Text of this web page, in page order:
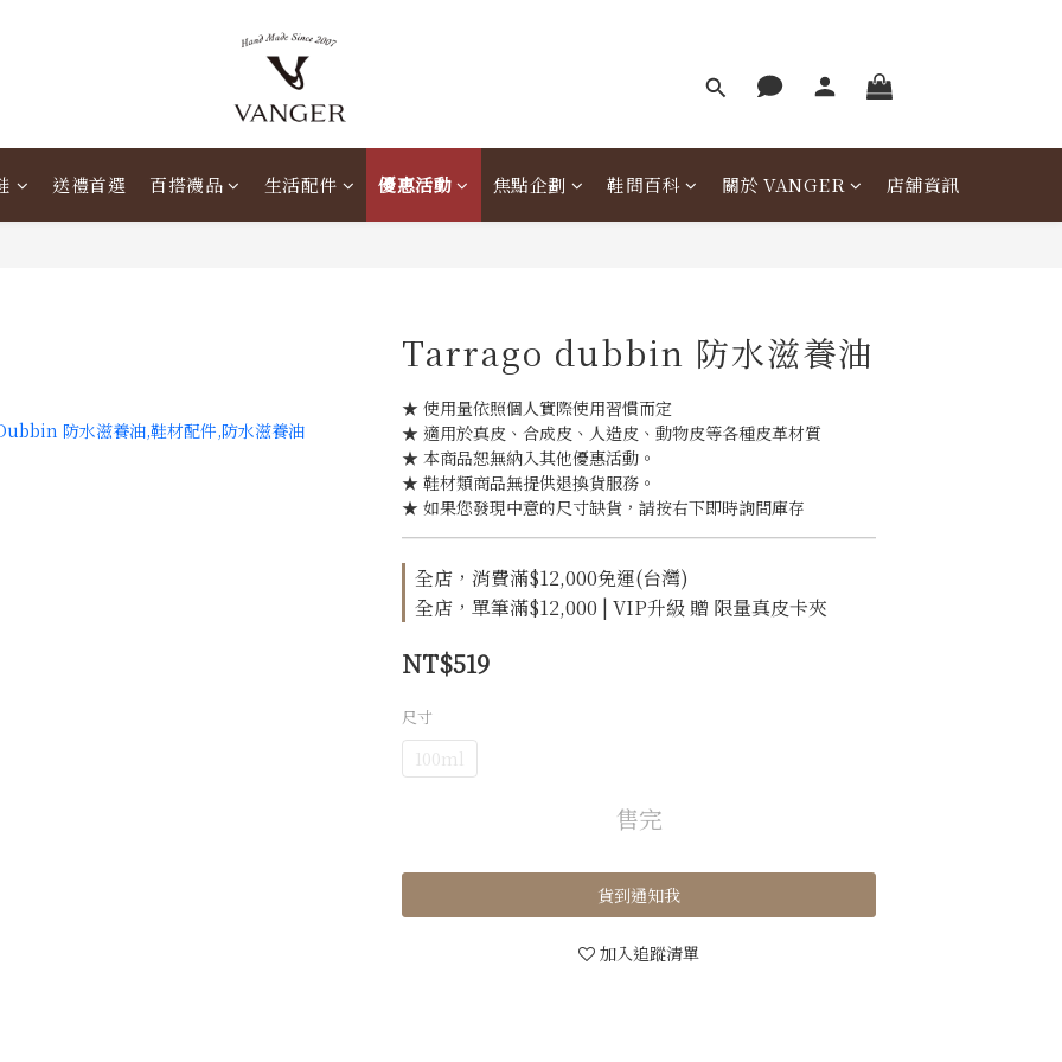
送禮首選 百搭襪品 生活配件 優惠活動 焦點企劃 鞋問百科 關於 VANGER 店舖資訊
Tarrago dubbin 防水滋養油
★ 使用量依照個人實際使用習慣而定
★ 適用於真皮、合成皮、人造皮、動物皮等各種皮革材質
★ 本商品恕無納入其他優惠活動。
★ 鞋材類商品無提供退換貨服務。
★ 如果您發現中意的尺寸缺貨，請按右下即時詢問庫存
全店，消費滿$12,000免運(台灣)
全店，單筆滿$12,000 | VIP升級 贈 限量真皮卡夾
NT$519
尺寸
100ml
售完
貨到通知我
加入追蹤清單